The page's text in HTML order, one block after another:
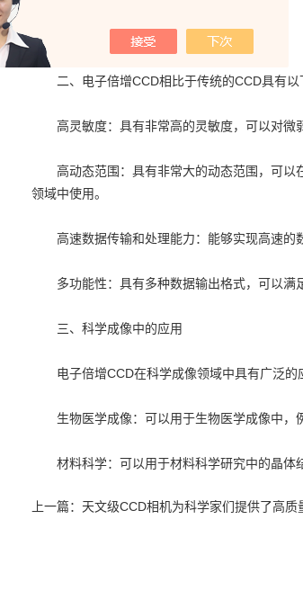
二、电子倍增CCD相比于传统的CCD具有以
高灵敏度：具有非常高的灵敏度，可以对微
高动态范围：具有非常大的动态范围，可以
领域中使用。
高速数据传输和处理能力：能够实现高速的
多功能性：具有多种数据输出格式，可以满足
三、科学成像中的应用
电子倍增CCD在科学成像领域中具有广泛的
生物医学成像：可以用于生物医学成像中，
材料科学：可以用于材料科学研究中的晶体
上一篇： 天文级CCD相机为科学家们提供了高质